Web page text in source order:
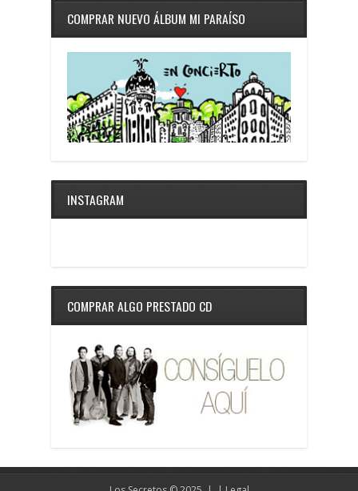
COMPRAR NUEVO ÁLBUM MI PARAÍSO
INSTAGRAM
COMPRAR ALGO PRESTADO CD